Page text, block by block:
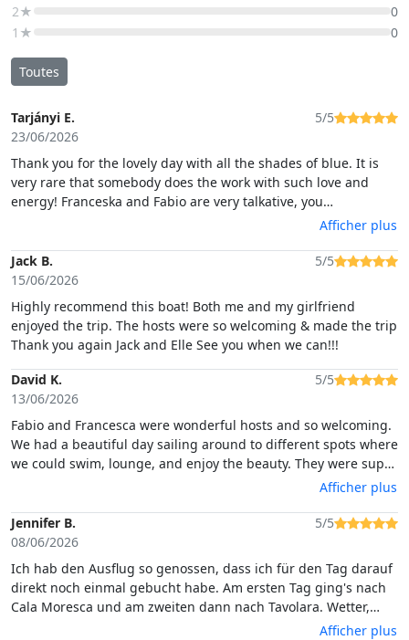
2★
0
1★
0
Toutes
Tarjányi E.
23/06/2026
5/5
Thank you for the lovely day with all the shades of blue. It is
very rare that somebody does the work with such love and
energy! Franceska and Fabio are very talkative, you
communicate with them from the 1st minute like you were
proramme. Mihaly, Laszlo, Boglarka,Emoke
Afficher plus
Jack B.
15/06/2026
5/5
Highly recommend this boat! Both me and my girlfriend
enjoyed the trip. The hosts were so welcoming & made the trip
Thank you again Jack and Elle See you when we can!!!
David K.
13/06/2026
5/5
Fabio and Francesca were wonderful hosts and so welcoming.
We had a beautiful day sailing around to different spots where
we could swim, lounge, and enjoy the beauty. They were super
attentive offering us wine and snack throughout our trip. The
food was wonderful and fresh, sourced from their families.
They were super knowledgeable, telling us about where we
were. They made sure everyone was comfortable and provided
all the equipment you need to enjoy your time on the water
Afficher plus
Jennifer B.
08/06/2026
5/5
Ich hab den Ausflug so genossen, dass ich für den Tag darauf
direkt noch einmal gebucht habe. Am ersten Tag ging's nach
Cala Moresca und am zweiten dann nach Tavolara. Wetter,
Leute und die besuchten Orte waren wunderbar. Francesca
Afficher plus